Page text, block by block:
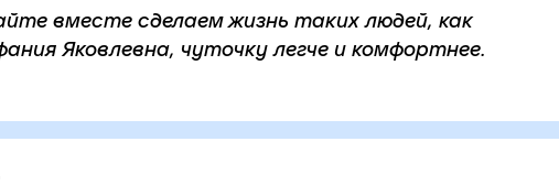
вместе сделаем жизнь таких людей, как
Яковлевна, чуточку легче и комфортнее.